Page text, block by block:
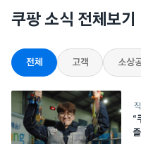
쿠팡 소식 전체보기
전체 고객 소상
“